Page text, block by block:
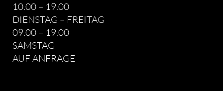
10.00 – 19.00
DIENSTAG – FREITAG
09.00 – 19.00
SAMSTAG
AUF ANFRAGE